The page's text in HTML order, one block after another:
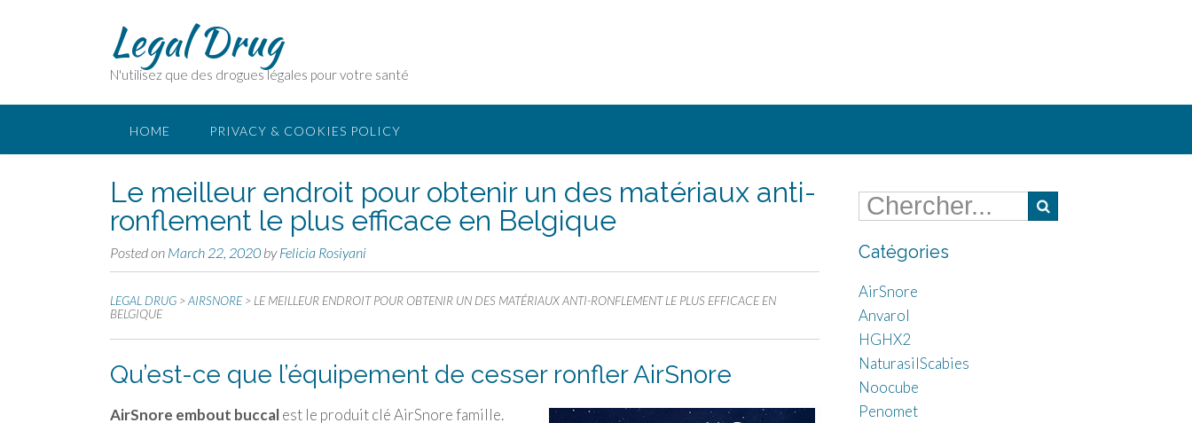
Legal Drug
N'utilisez que des drogues légales pour votre santé
HOME PRIVACY & COOKIES POLICY
Le meilleur endroit pour obtenir un des matériaux anti-
ronflement le plus efficace en Belgique
Posted on March 22, 2020 byFelicia Rosiyani
LEGAL DRUG >AIRSNORE > LE MEILLEUR ENDROIT POUR OBTENIR UN DES MATÉRIAUX ANTI-RONFLEMENT LE PLUS EFFICACE EN
BELGIQUE
Qu’est-ce que l’équipement de cesser ronfler AirSnore
AirSnore embout buccalest le produit clé AirSnore famille.
Catégories
AirSnore
Anvarol
HGHX2
NaturasilScabies
Noocube
Penomet